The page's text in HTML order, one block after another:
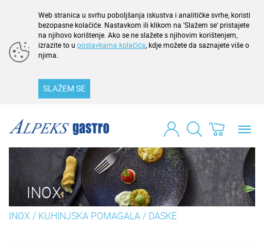
Web stranica u svrhu poboljšanja iskustva i analitičke svrhe, koristi
bezopasne kolačiće. Nastavkom ili klikom na 'Slažem se' pristajete
na njihovo korištenje. Ako se ne slažete s njihovim korištenjem,
izrazite to u postavkama kolačića , kdje možete da saznajete više o
njima.
SLAŽEM SE
INOX
INOX / KUHINJSKA POMAGALA/ DASKE